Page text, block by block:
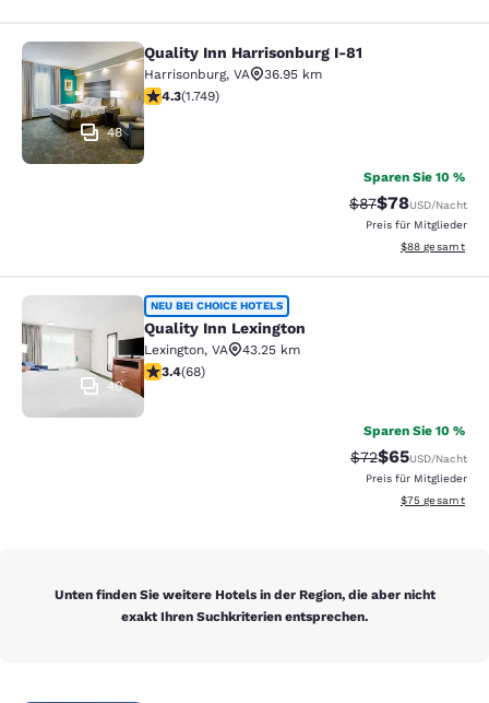
Quality Inn Harrisonburg I-81
48
Quality Inn Harrisonburg I-81
Harrisonburg, VA
36.95 km
4.27-Sterne-Bewertung. Hervorragend. 1749
4.3(1.749)
Sparen Sie 10 %
$87Vergünstigter
$78USD/Nacht
Preis für Mitglieder
Geschätzte
$88 gesamt
Quality Inn Lexington
40
NEU BEI CHOICE HOTELS
Quality Inn Lexington
Lexington, VA
43.25 km
3.38-Sterne-Bewertung. Gut. 68 Bewertungen
3.4(68)
Sparen Sie 10 %
$72Vergünstigter
$65USD/Nacht
Preis für Mitglieder
Geschätzte
$75 gesamt
Unten finden Sie weitere Hotels in der Region, die aber nicht
exakt Ihren Suchkriterien entsprechen.